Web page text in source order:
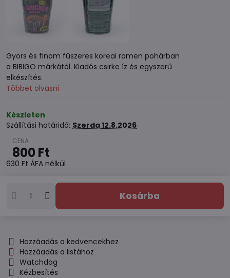
Gyors és finom fűszeres koreai ramen pohárban
a BIBIGO márkától. Kiadós csirke íz és egyszerű
elkészítés.
Többet olvasni
Készleten
Szállítási határidő: Szerda12.8.2026
800 Ft
630 Ft ÁFA nélkül
Kosárba
Hozzáadás a kedvencekhez
Hozzáadás a listához
Watchdog
Kézbesítés